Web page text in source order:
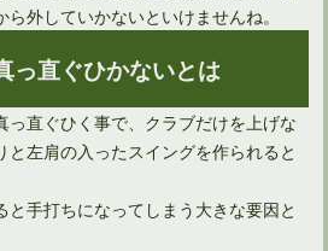
ャフトの前に確認することがある
外していかないといけませんね。
っ直ぐひかないとは
っ直ぐひく事で、クラブだけを上げな
左肩の入ったスイングを作られると
と手打ちになってしまう大きな要因と